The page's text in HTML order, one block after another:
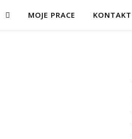
MOJE PRACE KONTAKT